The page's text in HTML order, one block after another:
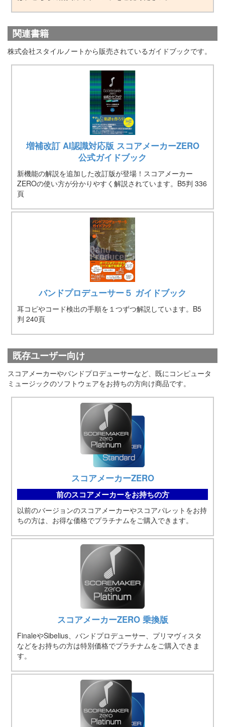
関連書籍
株式会社スタイルノートから販売されているガイドブックです。
増補改訂 AI認識対応版 スコアメーカーZERO
公式ガイドブック
新機能の解説を追加した改訂版が登場！スコアメーカー
ZEROの使い方が分かりやすく解説されています。B5判 336
頁
バンドプロデューサー５ ガイドブック
耳コピやコード検出の手順を１つずつ解説しています。B5
判 240頁
既存ユーザー向け
スコアメーカーやバンドプロデューサーなど、既にコンピュータ
ミュージックのソフトウェアをお持ちの方向け商品です。
スコアメーカーZERO
前のスコアメーカーをお持ちの方
以前のバージョンのスコアメーカーやスコアパレットをお持
ちの方は、お得な価格でプラチナムをご購入できます。
スコアメーカーZERO 乗換版
FinaleやSibelius、バンドプロデューサー、プリマヴィスタ
などをお持ちの方は特別価格でプラチナムをご購入できま
す。